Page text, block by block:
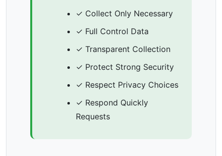
✓ Collect Only Necessary
✓ Full Control Data
✓ Transparent Collection
✓ Protect Strong Security
✓ Respect Privacy Choices
✓ Respond Quickly
Requests